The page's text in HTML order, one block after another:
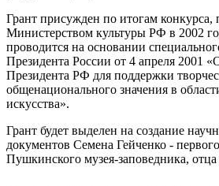
Грант присужден по итогам конкурса,
Министерством культуры РФ в 2002
проводится на основании
Президента России от 4 апреля 2001
Президента РФ для поддержки
общенационального значения в
искусства».
Грант будет выделен на создание
документов Семена Гейченко -
Пушкинского музея-заповедника,